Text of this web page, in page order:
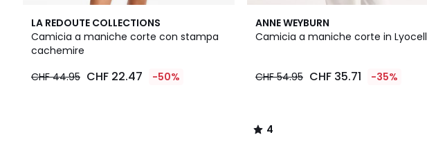
LA REDOUTE COLLECTIONS
Camicia a maniche corte con stampa
cachemire
22.47
CHF 44.95 CHF 22.47 -50%
ANNE WEYBURN
Camicia a maniche corte in Lyocell
CHF 54.95 CHF 35.71 -35%
4
/
4
/